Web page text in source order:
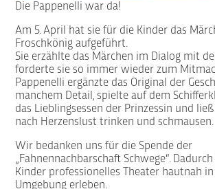
Die Pappenelli war da!
Am 5. April hat sie für die Kinder das
Froschkönig aufgeführt.
Sie erzählte das Märchen im Dialog mit
forderte sie so immer wieder zum
Pappenelli ergänzte das Original der
manchem Detail, spielte auf dem
das Lieblingsessen der Prinzessin und
nach Herzenslust trinken und schmausen.
Wir bedanken uns für die Spende der
„Fahnennachbarschaft Schwege“.
Kinder professionelles Theater hautnah
Umgebung erleben.